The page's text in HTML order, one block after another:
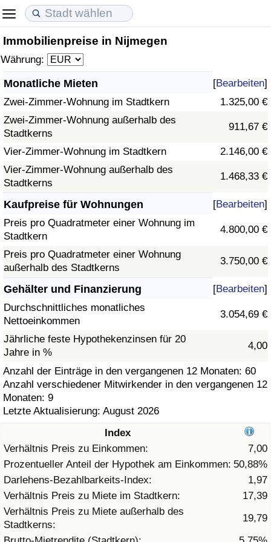
Immobilienpreise in Nijmegen
Währung:
Monatliche Mieten [Bearbeiten]
Zwei-Zimmer-Wohnung im Stadtkern
1.325,00 €
Zwei-Zimmer-Wohnung außerhalb des
Stadtkerns
911,67 €
Vier-Zimmer-Wohnung im Stadtkern
2.146,00 €
Vier-Zimmer-Wohnung außerhalb des
Stadtkerns
1.468,33 €
Kaufpreise für Wohnungen [Bearbeiten]
Preis pro Quadratmeter einer Wohnung im
Stadtkern
4.800,00 €
Preis pro Quadratmeter einer Wohnung
außerhalb des Stadtkerns
3.750,00 €
Gehälter und Finanzierung [Bearbeiten]
Durchschnittliches monatliches
Nettoeinkommen
3.054,69 €
Jährliche feste Hypothekenzinsen für 20
Jahre in %
4,00
Anzahl der Einträge in den vergangenen 12 Monaten: 60
Anzahl verschiedener Mitwirkender in den vergangenen 12
Monaten: 9
Letzte Aktualisierung: August 2026
Index
Verhältnis Preis zu Einkommen:
7,00
Prozentueller Anteil der Hypothek am Einkommen: 50,88%
Darlehens-Bezahlbarkeits-Index:
1,97
Verhältnis Preis zu Miete im Stadtkern:
17,39
Verhältnis Preis zu Miete außerhalb des
Stadtkerns:
19,79
Lebenshaltungskosten
Lebenshaltungskosten-Index (aktuell)
Lebenshaltungskosten-Index
Lebenshaltungskosten-Index nach Land
in Akaba
Immobilienpreise
Immobilienpreis-Index (aktuell)
Immobilienpreis-Index
Immobilienpreis-Index nach Land
Lebensqualität
Lebensqualität-Index
Lebensqualität-Index (aktuell)
Lebensqualitätsindex nach Land
Kriminalität
Kriminalitäts-Index (aktuell)
Kriminalitäts-Index
Kriminalitätsindex nach Land
Gesundheitsversorgung
Gesundheitsversorgungs-Index (aktuell)
Gesundheitsversorgungs-Index
Gesundheitsversorgungs-Index nach Land
Umweltverschmutzung
Umweltverschmutzungs-Index (aktuell)
Verschmutzungsindex
Umweltverschmutzungs-Index nach Land
Verkehr